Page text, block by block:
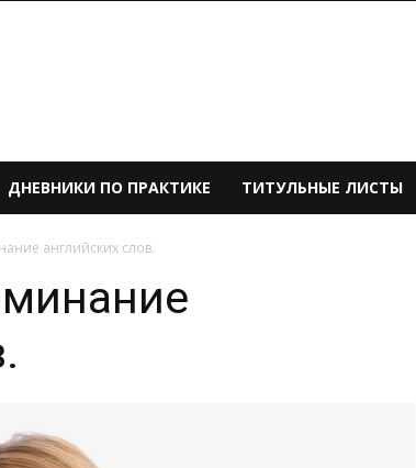
ДНЕВНИКИ ПО ПРАКТИКЕ ТИТУЛЬНЫЕ ЛИСТЫ
английских слов.